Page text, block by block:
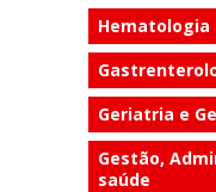
Hematologia
Geriatria e
Gestão,
saúde